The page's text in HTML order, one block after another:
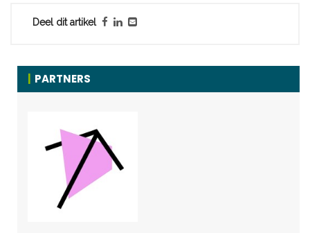
Deel dit artikel
PARTNERS